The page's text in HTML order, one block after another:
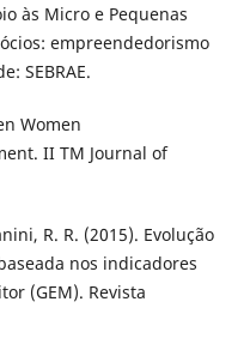
às Micro e Pequenas
empreendedorismo
SEBRAE.
Women
II TM Journal of
R. R. (2015). Evolução
nos indicadores
(GEM). Revista